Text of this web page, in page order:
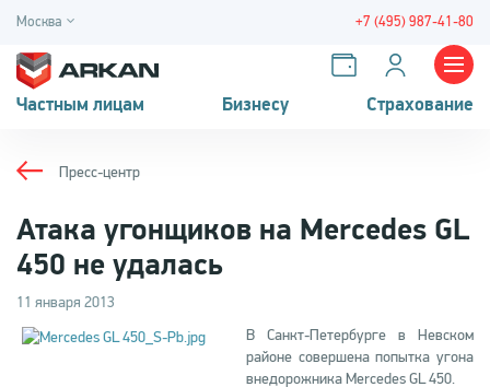
Москва +7 (495) 987-41-80
Частным лицам Бизнесу Страхование
Пресс-центр
Атака угонщиков на Mercedes GL
450 не удалась
11 января 2013
В Санкт-Петербурге в Невском
районе совершена попытка угона
внедорожника Mercedes GL 450.